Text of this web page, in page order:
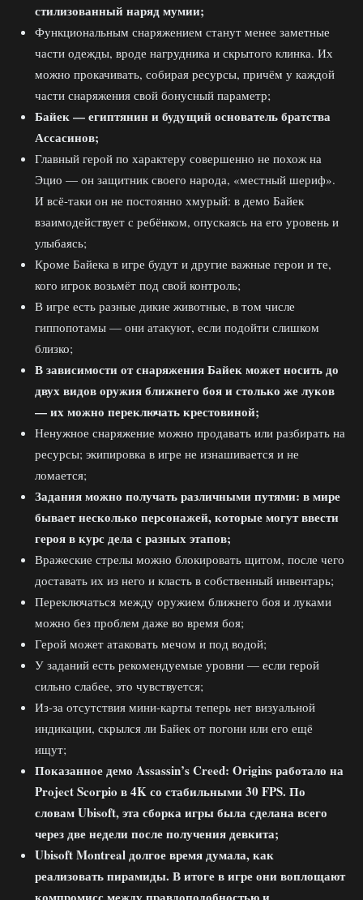
стилизованный наряд мумии;
Функциональным снаряжением станут менее заметные
части одежды, вроде нагрудника и скрытого клинка. Их
можно прокачивать, собирая ресурсы, причём у каждой
части снаряжения свой бонусный параметр;
Байек — египтянин и будущий основатель братства
Ассасинов;
Главный герой по характеру совершенно не похож на
Эцио — он защитник своего народа, «местный шериф».
И всё-таки он не постоянно хмурый: в демо Байек
взаимодействует с ребёнком, опускаясь на его уровень и
улыбаясь;
Кроме Байека в игре будут и другие важные герои и те,
кого игрок возьмёт под свой контроль;
В игре есть разные дикие животные, в том числе
гиппопотамы — они атакуют, если подойти слишком
близко;
В зависимости от снаряжения Байек может носить до
двух видов оружия ближнего боя и столько же луков
— их можно переключать крестовиной;
Ненужное снаряжение можно продавать или разбирать на
ресурсы; экипировка в игре не изнашивается и не
ломается;
Задания можно получать различными путями: в мире
бывает несколько персонажей, которые могут ввести
героя в курс дела с разных этапов;
Вражеские стрелы можно блокировать щитом, после чего
доставать их из него и класть в собственный инвентарь;
Переключаться между оружием ближнего боя и луками
можно без проблем даже во время боя;
Герой может атаковать мечом и под водой;
У заданий есть рекомендуемые уровни — если герой
сильно слабее, это чувствуется;
Из-за отсутствия мини-карты теперь нет визуальной
индикации, скрылся ли Байек от погони или его ещё
ищут;
Показанное демо Assassin’s Creed: Origins работало на
Project Scorpio в 4K со стабильными 30 FPS. По
словам Ubisoft, эта сборка игры была сделана всего
через две недели после получения девкита;
Ubisoft Montreal долгое время думала, как
реализовать пирамиды. В итоге в игре они воплощают